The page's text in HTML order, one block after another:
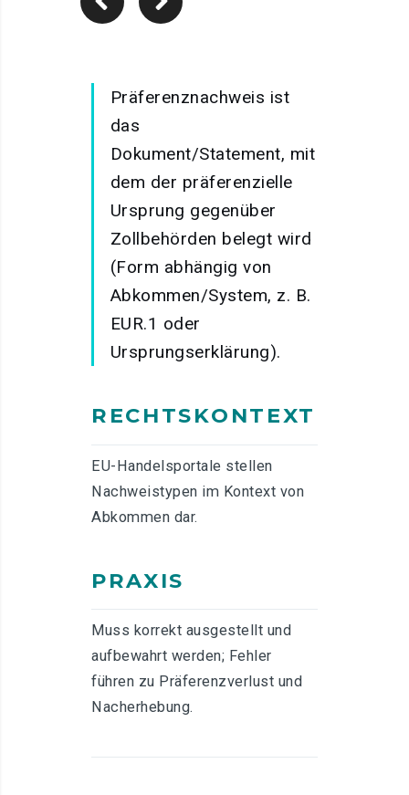
Präferenznachweis ist
das
Dokument/Statement, mit
dem der präferenzielle
Ursprung gegenüber
Zollbehörden belegt wird
(Form abhängig von
Abkommen/System, z. B.
EUR.1 oder
Ursprungserklärung).
RECHTSKONTEXT
EU-Handelsportale stellen
Nachweistypen im Kontext von
Abkommen dar.
PRAXIS
Muss korrekt ausgestellt und
aufbewahrt werden; Fehler
führen zu Präferenzverlust und
Nacherhebung.